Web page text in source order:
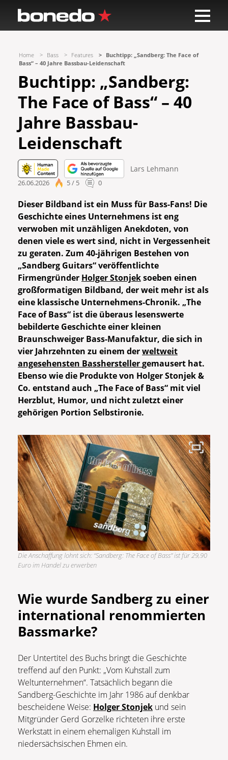
Home Bass Features
Buchtipp: „Sandberg: The Face of
Bass“ – 40 Jahre Bassbau-Leidenschaft
Buchtipp: „Sandberg:
The Face of Bass“ – 40
Jahre Bassbau-
Leidenschaft
Lars Lehmann
26.06.2026 5 / 5 0
Dieser Bildband ist ein Muss für Bass-Fans! Die
Geschichte eines Unternehmens ist eng
verwoben mit unzähligen Anekdoten, von
denen viele es wert sind, nicht in Vergessenheit
zu geraten. Zum 40-jährigen Bestehen von
„Sandberg Guitars“ veröffentlichte
Firmengründer Holger Stonjeksoeben einen
großformatigen Bildband, der weit mehr ist als
eine klassische Unternehmens-Chronik. „The
Face of Bass“ ist die überaus lesenswerte
bebilderte Geschichte einer kleinen
Braunschweiger Bass-Manufaktur, die sich in
vier Jahrzehnten zu einem derweltweit
angesehensten Bassherstellergemausert hat.
Ebenso wie die Produkte von Holger Stonjek &
Co. entstand auch „The Face of Bass“ mit viel
Herzblut, Humor, und nicht zuletzt einer
gehörigen Portion Selbstironie.
Die Anschaffung lohnt sich: “Sandberg: The Face of Bass” ist für 29,90
Euro im Handel zu erwerben
Wie wurde Sandberg zu einer
international renommierten
Bassmarke?
Der Untertitel des Buchs bringt die Geschichte
treffend auf den Punkt: „Vom Kuhstall zum
Weltunternehmen“. Tatsächlich begann die
Sandberg-Geschichte im Jahr 1986 auf denkbar
bescheidene Weise: Holger Stonjek und sein
Mitgründer Gerd Gorzelke richteten ihre erste
Werkstatt in einem ehemaligen Kuhstall im
niedersächsischen Ehmen ein.